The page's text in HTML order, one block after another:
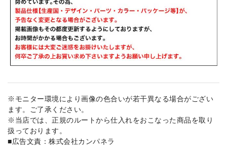
※モニター環境により画像の色合いが若干異なる場合がござい
ます。ご了承ください。
※当店では、正規のルートから仕入れをおこなった商品を取り
扱っております。
■広告文責：株式会社カンパネラ